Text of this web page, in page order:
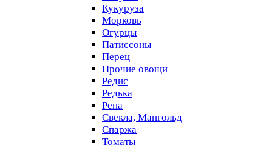
Кукуруза
Морковь
Огурцы
Патиссоны
Перец
Прочие овощи
Редис
Редька
Репа
Свекла, Мангольд
Спаржа
Томаты